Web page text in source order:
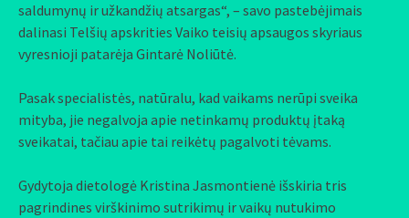
saldumynų ir užkandžių atsargas“, – savo pastebėjimais
dalinasi Telšių apskrities Vaiko teisių apsaugos skyriaus
vyresnioji patarėja Gintarė Noliūtė.
Pasak specialistės, natūralu, kad vaikams nerūpi sveika
mityba, jie negalvoja apie netinkamų produktų įtaką
sveikatai, tačiau apie tai reikėtų pagalvoti tėvams.
Gydytoja dietologė Kristina Jasmontienė išskiria tris
pagrindines virškinimo sutrikimų ir vaikų nutukimo